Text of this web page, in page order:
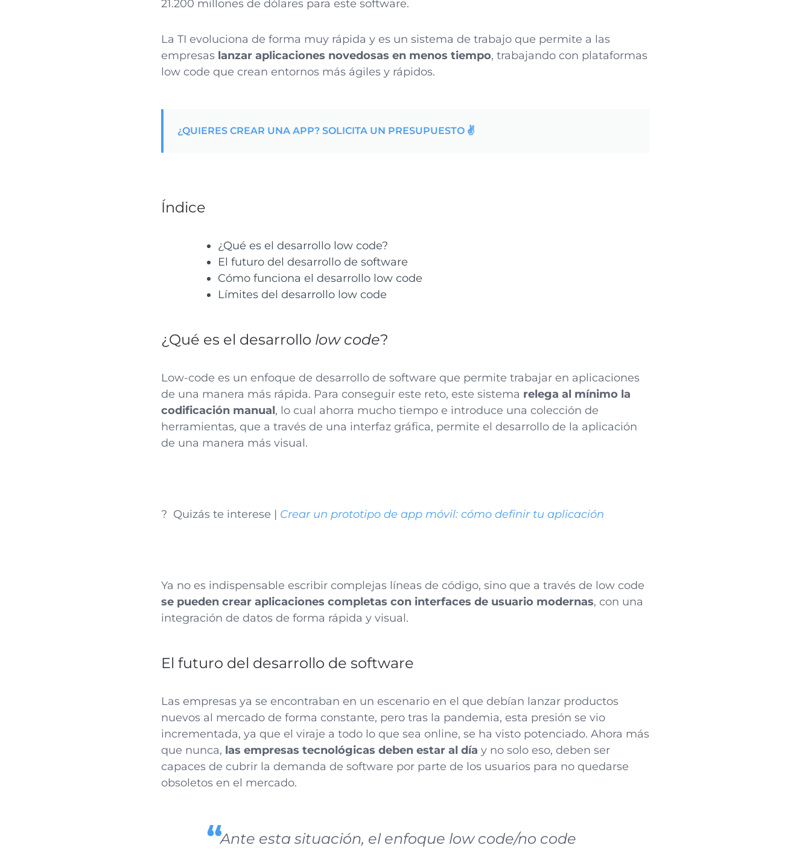
21.200 millones de dólares para este software.
La TI evoluciona de forma muy rápida y es un sistema de trabajo que permite a las
empresas lanzar aplicaciones novedosas en menos tiempo, trabajando con plataformas
low code que crean entornos más ágiles y rápidos.
¿QUIERES CREAR UNA APP? SOLICITA UN PRESUPUESTO ✌️
Índice
¿Qué es el desarrollo low code?
El futuro del desarrollo de software
Cómo funciona el desarrollo low code
Límites del desarrollo low code
¿Qué es el desarrollo low code?
Low-code es un enfoque de desarrollo de software que permite trabajar en aplicaciones
de una manera más rápida. Para conseguir este reto, este sistema relega al mínimo la
codificación manual, lo cual ahorra mucho tiempo e introduce una colección de
herramientas, que a través de una interfaz gráfica, permite el desarrollo de la aplicación
de una manera más visual.
? Quizás te interese | Crear un prototipo de app móvil: cómo definir tu aplicación
Ya no es indispensable escribir complejas líneas de código, sino que a través de low code
se pueden crear aplicaciones completas con interfaces de usuario modernas, con una
integración de datos de forma rápida y visual.
El futuro del desarrollo de software
Las empresas ya se encontraban en un escenario en el que debían lanzar productos
nuevos al mercado de forma constante, pero tras la pandemia, esta presión se vio
incrementada, ya que el viraje a todo lo que sea online, se ha visto potenciado. Ahora más
que nunca, las empresas tecnológicas deben estar al día y no solo eso, deben ser
capaces de cubrir la demanda de software por parte de los usuarios para no quedarse
obsoletos en el mercado.
Ante esta situación, el enfoque low code/no code